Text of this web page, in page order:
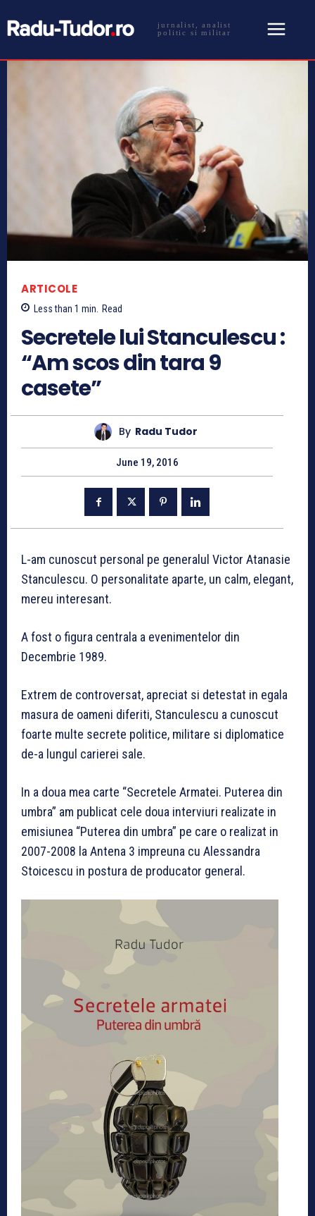
jurnalist, analist
politic si militar
ARTICOLE
Less than 1 min. Read
Secretele lui Stanculescu :
“Am scos din tara 9
casete”
By Radu Tudor
June 19, 2016
L-am cunoscut personal pe generalul Victor Atanasie
Stanculescu. O personalitate aparte, un calm, elegant,
mereu interesant.
A fost o figura centrala a evenimentelor din
Decembrie 1989.
Extrem de controversat, apreciat si detestat in egala
masura de oameni diferiti, Stanculescu a cunoscut
foarte multe secrete politice, militare si diplomatice
de-a lungul carierei sale.
In a doua mea carte “Secretele Armatei. Puterea din
umbra” am publicat cele doua interviuri realizate in
emisiunea “Puterea din umbra” pe care o realizat in
2007-2008 la Antena 3 impreuna cu Alessandra
Stoicescu in postura de producator general.